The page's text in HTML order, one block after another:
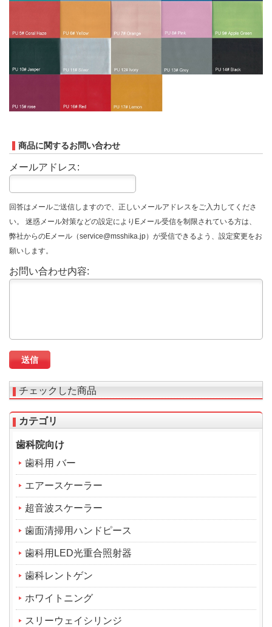
商品に関するお問い合わせ
メールアドレス:
回答はメールご送信しますので、正しいメールアドレスをご入力してくださ
い。 迷惑メール対策などの設定によりEメール受信を制限されている方は、
弊社からのEメール（service@msshika.jp）が受信できるよう、設定変更をお
願いします。
お問い合わせ内容:
チェックした商品
カテゴリ
歯科院向け
歯科用 バー
エアースケーラー
超音波スケーラー
歯面清掃用ハンドピース
歯科用LED光重合照射器
歯科レントゲン
ホワイトニング
スリーウェイシリンジ